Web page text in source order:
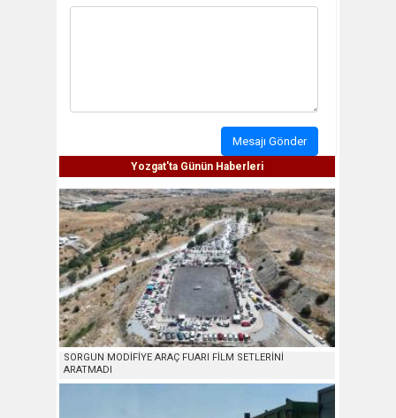
Mesajı Gönder
Yozgat'ta Günün Haberleri
SORGUN MODİFİYE ARAÇ FUARI FİLM SETLERİNİ
ARATMADI